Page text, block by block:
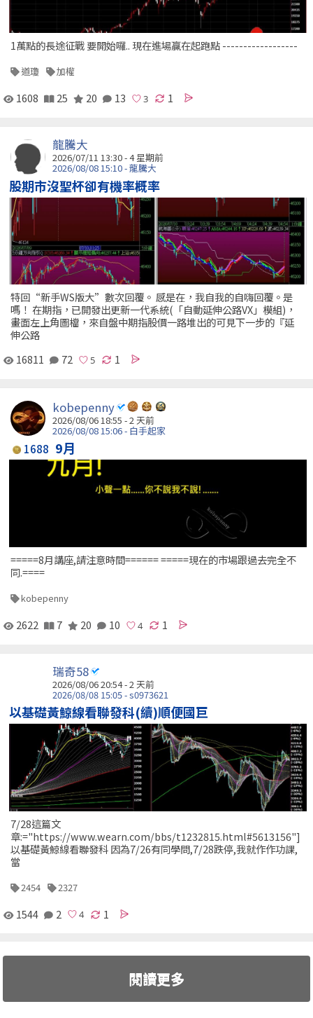
1萬點的長途征戰 要開始囉.. 現在進場贏在起跑點 ------------------
道瓊 加權
1608 25 20 13 1
龍騰大
2026/07/11 13:30 - 4 星期前
2026/08/08 15:10 - 龍騰大
股期市沒聖杯卻有機率概率
特回“新手WS版大”數次回覆。 感是在，我自我的自嗨回覆。是
嗎！ 在期指，已開發出更新一代系統(「自動延伸公路VX」模組)，
畫面左上角圖檔，來自盤中期指股價一路堆出的可見下一步的『延
伸公路
16811
72 1
kobepenny
2026/08/06 18:55 - 2 天前
2026/08/08 15:06 - 白手起家
1688 9月
=====8月講座,請注意時間====== =====現在的市場跟過去完全不
同.====
kobepenny
2622 7 20 10 1
瑞奇58
2026/08/06 20:54 - 2 天前
2026/08/08 15:05 - s0973621
以基礎黃鯨線看聯發科(續)順便國巨
7/28這篇文
章:="https://www.wearn.com/bbs/t1232815.html#5613156"]
以基礎黃鯨線看聯發科 因為7/26有同學問,7/28跌停,我就作作功課,
當
2454 2327
1544 2 1
閱讀更多